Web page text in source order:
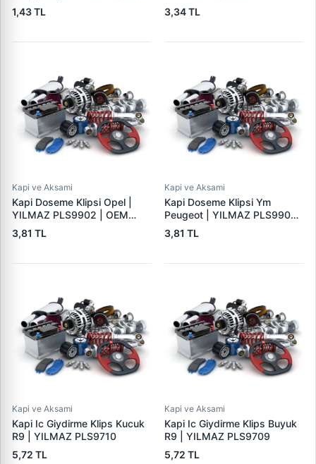
1,43 TL
3,34 TL
Kapi ve Aksami
Kapi Doseme Klipsi Opel |
YILMAZ PLS9902 | OEM
46835626
3,81 TL
Kapi ve Aksami
Kapi Doseme Klipsi Ym
Peugeot | YILMAZ PLS9903 |
OEM 7701056846
3,81 TL
Kapi ve Aksami
Kapi Ic Giydirme Klips Kucuk
R9 | YILMAZ PLS9710
5,72 TL
Kapi ve Aksami
Kapi Ic Giydirme Klips Buyuk
R9 | YILMAZ PLS9709
5,72 TL